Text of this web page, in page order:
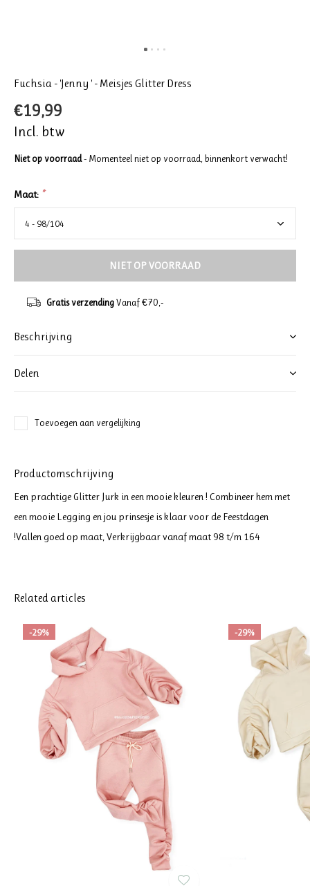
Fuchsia - 'Jenny ' - Meisjes Glitter Dress
€19,99
Incl. btw
Niet op voorraad- Momenteel niet op voorraad, binnenkort verwacht!
Maat: *
NIET OP VOORRAAD
Gratis verzendingVanaf €70,-
Beschrijving
Delen
Toevoegen aan vergelijking
Productomschrijving
Een prachtige Glitter Jurk in een mooie kleuren ! Combineer hem met
een mooie Legging en jou prinsesje is klaar voor de Feestdagen
!Vallen goed op maat, Verkrijgbaar vanaf maat 98 t/m 164
Related articles
-29% -29%